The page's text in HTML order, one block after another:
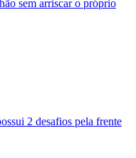
sem arriscar o próprio
2 desafios pela frente